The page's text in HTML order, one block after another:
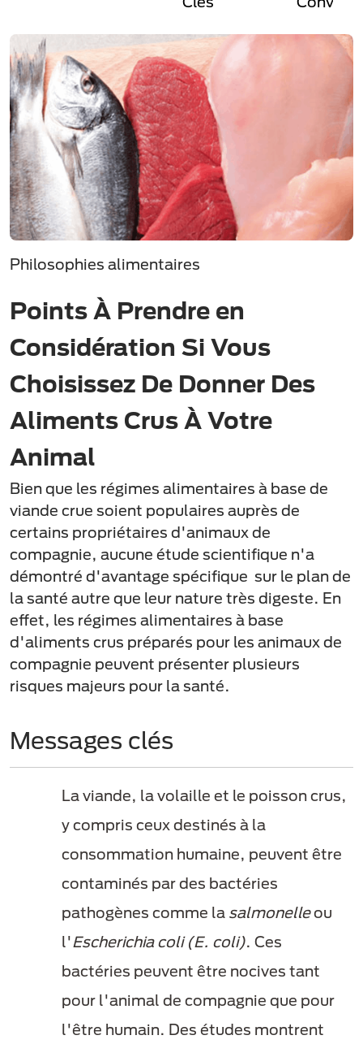
Philosophies alimentaires
Points À Prendre en
Considération Si Vous
Choisissez De Donner Des
Aliments Crus À Votre
Animal
Bien que les régimes alimentaires à base de
viande crue soient populaires auprès de
certains propriétaires d'animaux de
compagnie, aucune étude scientifique n'a
démontré d'avantage spécifique sur le plan de
la santé autre que leur nature très digeste. En
effet, les régimes alimentaires à base
d'aliments crus préparés pour les animaux de
compagnie peuvent présenter plusieurs
risques majeurs pour la santé.
Messages clés
La viande, la volaille et le poisson crus,
y compris ceux destinés à la
consommation humaine, peuvent être
contaminés par des bactéries
pathogènes comme la salmonelleou
l'Escherichia coli (E. coli). Ces
bactéries peuvent être nocives tant
pour l'animal de compagnie que pour
l'être humain. Des études montrent